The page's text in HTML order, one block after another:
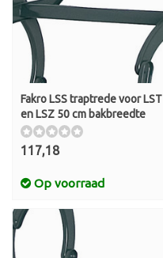
Fakro LSS traptrede voor LST
en LSZ 50 cm bakbreedte
117,18
Op voorraad